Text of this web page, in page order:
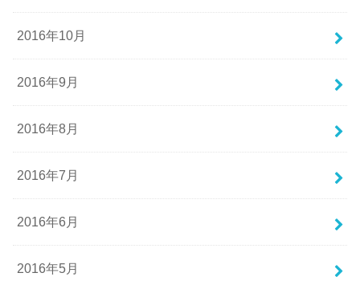
2016年10月
2016年9月
2016年8月
2016年7月
2016年6月
2016年5月